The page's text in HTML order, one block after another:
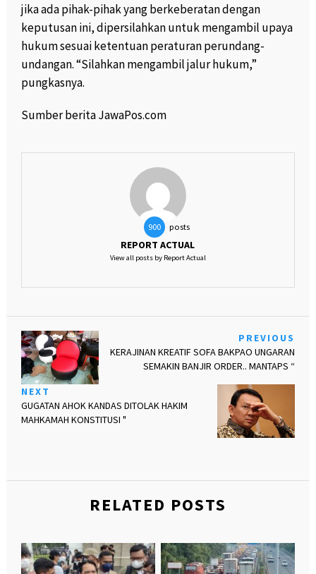
jika ada pihak-pihak yang berkeberatan dengan
keputusan ini, dipersilahkan untuk mengambil upaya
hukum sesuai ketentuan peraturan perundang-
undangan. “Silahkan mengambil jalur hukum,”
pungkasnya.
Sumber berita JawaPos.com
900 posts
REPORT ACTUAL
View all posts by Report Actual
PREVIOUS
KERAJINAN KREATIF SOFA BAKPAO UNGARAN
SEMAKIN BANJIR ORDER.. MANTAPS “
NEXT
GUGATAN AHOK KANDAS DITOLAK HAKIM
MAHKAMAH KONSTITUSI "
RELATED POSTS